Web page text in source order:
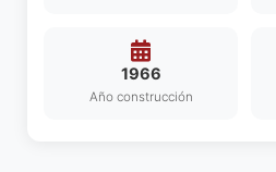
1966
Año construcción